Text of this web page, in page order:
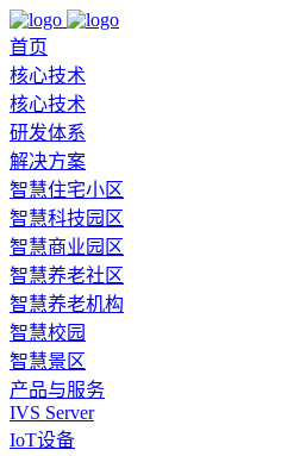
首页
核心技术
核心技术
研发体系
解决方案
智慧住宅小区
智慧科技园区
智慧商业园区
智慧养老社区
智慧养老机构
智慧校园
智慧景区
产品与服务
IVS Server
IoT设备